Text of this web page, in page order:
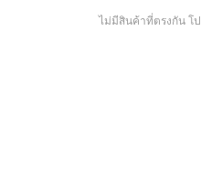
ไม่มีสินค้าที่ตรงกัน โ